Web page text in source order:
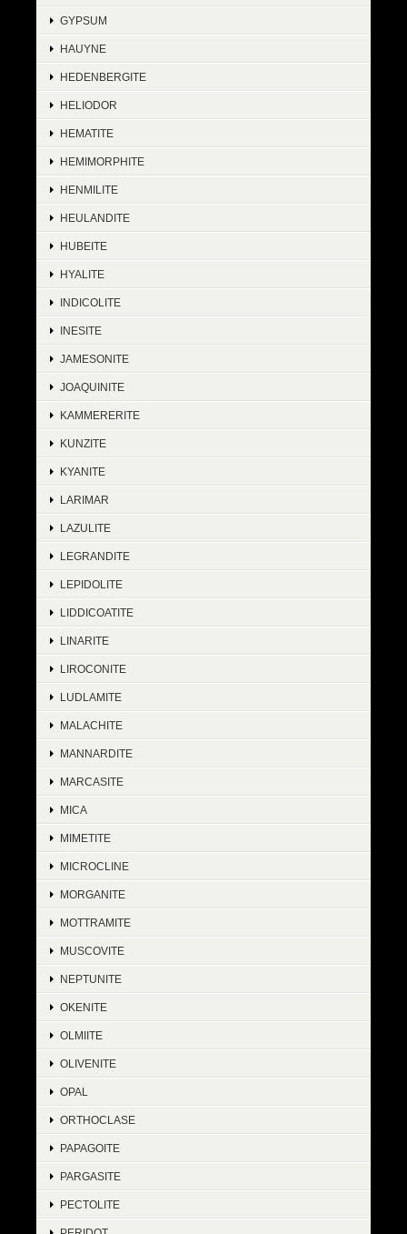
GYPSUM
HAUYNE
HEDENBERGITE
HELIODOR
HEMATITE
HEMIMORPHITE
HENMILITE
HEULANDITE
HUBEITE
HYALITE
INDICOLITE
INESITE
JAMESONITE
JOAQUINITE
KAMMERERITE
KUNZITE
KYANITE
LARIMAR
LAZULITE
LEGRANDITE
LEPIDOLITE
LIDDICOATITE
LINARITE
LIROCONITE
LUDLAMITE
MALACHITE
MANNARDITE
MARCASITE
MICA
MIMETITE
MICROCLINE
MORGANITE
MOTTRAMITE
MUSCOVITE
NEPTUNITE
OKENITE
OLMIITE
OLIVENITE
OPAL
ORTHOCLASE
PAPAGOITE
PARGASITE
PECTOLITE